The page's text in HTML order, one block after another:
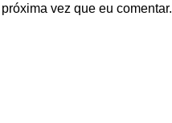
vez que eu comentar.